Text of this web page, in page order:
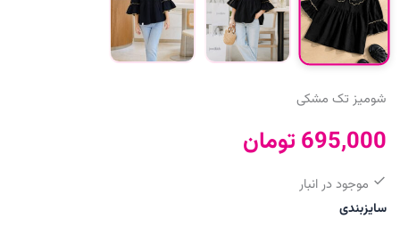
شومیز تک مشکی
695,000تومان
موجود در انبار
سایزبندی